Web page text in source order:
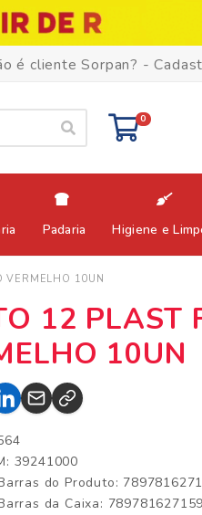
é cliente Sorpan? -
0
Padaria Higiene e
VERMELHO 10UN
12 PLAST
10UN
39241000
do Produto:
da Caixa: